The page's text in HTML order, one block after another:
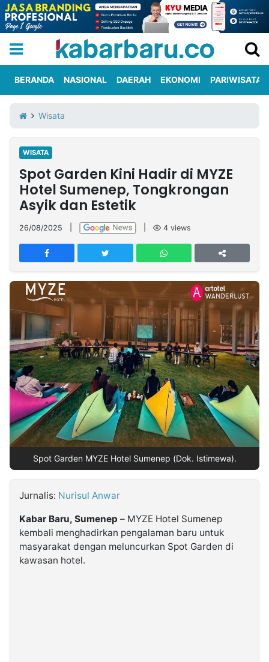
Iklan
Berita
Kami
Nasional
International
Olahraga
Entertainment
Daerah
Pariwisata
Kuliner
Kolom
Network
PT
TREETAN
INDONESIA
Partner
Insight
NTB
Suara
Time
Lens
IDN
Daily
Jogja
Jalan
Rakyat
Idealita
News
Kita
Notice
Dinamikapost.com
Radar
Baru
Seedbacklink
Follow
Kabarbaru
BERANDA NASIONAL DAERAH EKONOMI PARIWISATA
Wisata
WISATA
Spot Garden Kini Hadir di MYZE
Hotel Sumenep, Tongkrongan
Asyik dan Estetik
26/08/2025 4 views
Spot Garden MYZE Hotel Sumenep (Dok. Istimewa).
Jurnalis: Nurisul Anwar
Kabar Baru, Sumenep – MYZE Hotel Sumenep
kembali menghadirkan pengalaman baru untuk
masyarakat dengan meluncurkan Spot Garden di
kawasan hotel.